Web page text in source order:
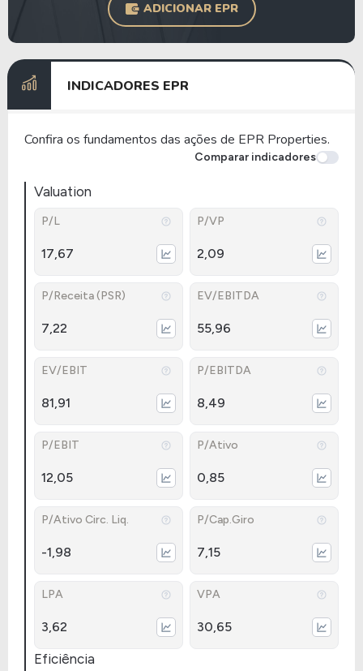
ADICIONAR EPR
INDICADORES EPR
Confira os fundamentos das ações de EPR Properties.
Comparar indicadores
Valuation
P/L
17,67
P/VP
2,09
P/Receita (PSR)
7,22
EV/EBITDA
55,96
EV/EBIT
81,91
P/EBITDA
8,49
P/EBIT
12,05
P/Ativo
0,85
P/Ativo Circ. Liq.
-1,98
P/Cap.Giro
7,15
LPA
3,62
VPA
30,65
Eficiência